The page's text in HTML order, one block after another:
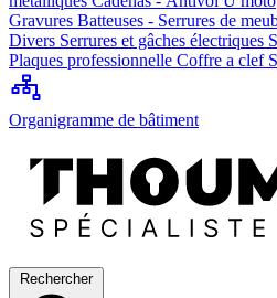
Gravures Batteuses - Serrures de
Divers Serrures et gâches électriques
Plaques professionnelle Coffre a clef
Organigramme de bâtiment
Rechercher